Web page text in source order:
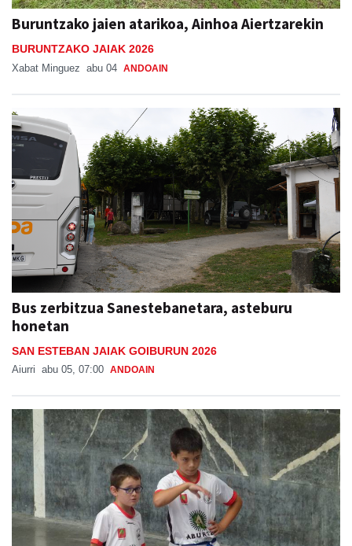
Buruntzako jaien atarikoa, Ainhoa Aiertzarekin
BURUNTZAKO JAIAK 2026
Xabat Minguez abu 04 ANDOAIN
Bus zerbitzua Sanestebanetara, asteburu
honetan
SAN ESTEBAN JAIAK GOIBURUN 2026
Aiurri abu 05, 07:00 ANDOAIN